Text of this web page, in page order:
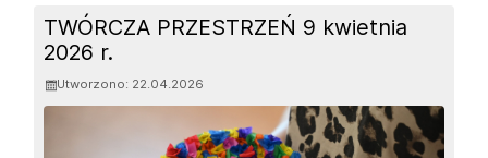
TWÓRCZA PRZESTRZEŃ 9 kwietnia
2026 r.
Utworzono: 22.04.2026